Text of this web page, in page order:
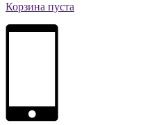
Корзина пуста